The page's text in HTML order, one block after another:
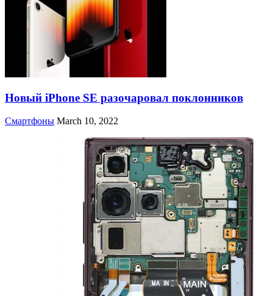
Новый iPhone SE разочаровал поклонников
Смартфоны March 10, 2022